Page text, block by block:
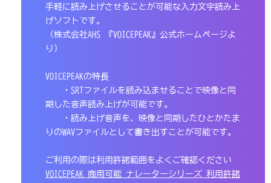
手軽に読み上げさせることが可能な入力文字読み上
げソフトです。
（株式会社AHS 『VOICEPEAK』公式ホームページよ
り）
VOICEPEAKの特長
・SRTファイルを読み込ませることで映像と同
期した音声読み上げが可能です。
・読み上げ音声を、映像と同期したひとかたま
りのWAVファイルとして書き出すことが可能です。
ご利用の際は利用許諾範囲をよくご確認ください
VOICEPEAK 商用可能 ナレーターシリーズ 利用許諾